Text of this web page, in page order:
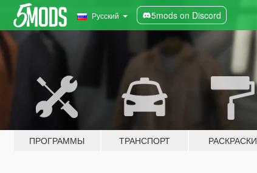
Русский 5mods on Discord
ПРОГРАММЫ ТРАНСПОРТ РАСКРАСКИ